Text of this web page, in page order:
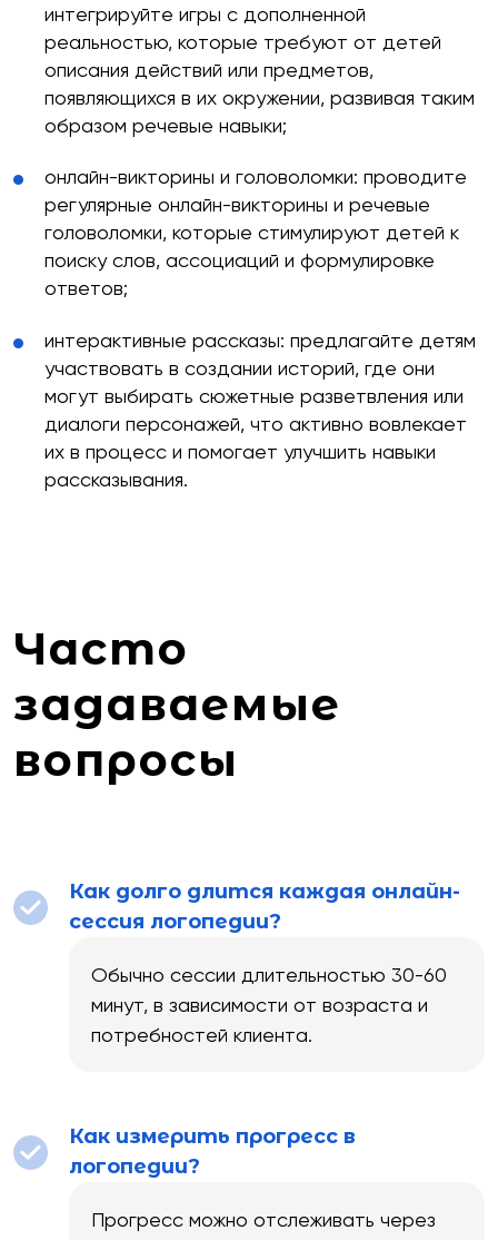
интегрируйте игры с дополненной
реальностью, которые требуют от детей
описания действий или предметов,
появляющихся в их окружении, развивая таким
образом речевые навыки;
онлайн-викторины и головоломки: проводите
регулярные онлайн-викторины и речевые
головоломки, которые стимулируют детей к
поиску слов, ассоциаций и формулировке
ответов;
интерактивные рассказы: предлагайте детям
участвовать в создании историй, где они
могут выбирать сюжетные разветвления или
диалоги персонажей, что активно вовлекает
их в процесс и помогает улучшить навыки
рассказывания.
Часто
задаваемые
вопросы
Как долго длится каждая онлайн-
сессия логопедии?
Обычно сессии длительностью 30-60
минут, в зависимости от возраста и
потребностей клиента.
Как измерить прогресс в
логопедии?
Прогресс можно отслеживать через